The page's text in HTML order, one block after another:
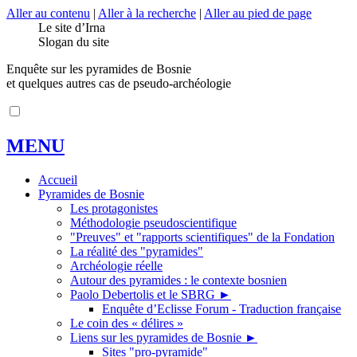
Aller au contenu | Aller à la recherche | Aller au pied de page
Le site d’Irna
Slogan du site
Enquête sur les pyramides de Bosnie
et quelques autres cas de pseudo-archéologie
MENU
Accueil
Pyramides de Bosnie
Les protagonistes
Méthodologie pseudoscientifique
"Preuves" et "rapports scientifiques" de la Fondation
La réalité des "pyramides"
Archéologie réelle
Autour des pyramides : le contexte bosnien
Paolo Debertolis et le SBRG ►
Enquête d’Eclisse Forum - Traduction française
Le coin des « délires »
Liens sur les pyramides de Bosnie ►
Sites "pro-pyramide"